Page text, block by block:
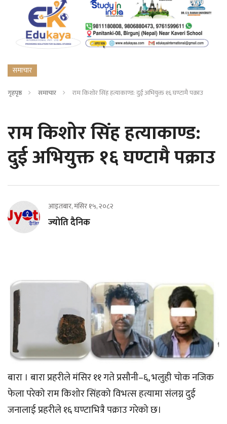
समाचार
गृहपृष्ठ समाचार राम किशोर सिंह हत्याकाण्ड: दुई अभियुक्त १६ घण्टामै पक्राउ
राम किशोर सिंह हत्याकाण्ड:
दुई अभियुक्त १६ घण्टामै पक्राउ
आइतबार, मंसिर १५, २०८२
ज्योति दैनिक
बारा । बारा प्रहरीले मंसिर ११ गते प्रसौनी–६, भलुही चोक नजिक
फेला परेको राम किशोर सिंहको विभत्स हत्यामा संलग्न दुई
जनालाई प्रहरीले १६ घण्टाभित्रै पक्राउ गरेको छ।